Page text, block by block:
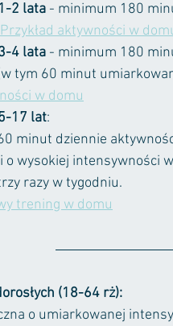
2 lata - minimum 180
Przykład aktywności w
4 lata - minimum 180
tym 60 minut
w domu
17 lat:
minut dziennie
o wysokiej intensywności
razy w tygodniu.
trening w domu
(18-64 rż):
o umiarkowanej